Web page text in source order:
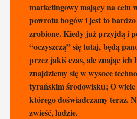
marketingowy mający na celu
powrotu bogów i jest to
zrobione. Kiedy już przyjdą i
“oczyszczą” się tutaj, będą
przez jakiś czas, ale znając
znajdziemy się w wysoce
tyrańskim środowisku; O wiele
którego doświadczamy teraz.
zwieść, ludzie.